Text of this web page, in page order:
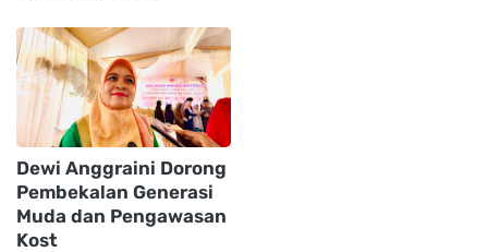
Dewi Anggraini Dorong
Pembekalan Generasi
Muda dan Pengawasan
Kost